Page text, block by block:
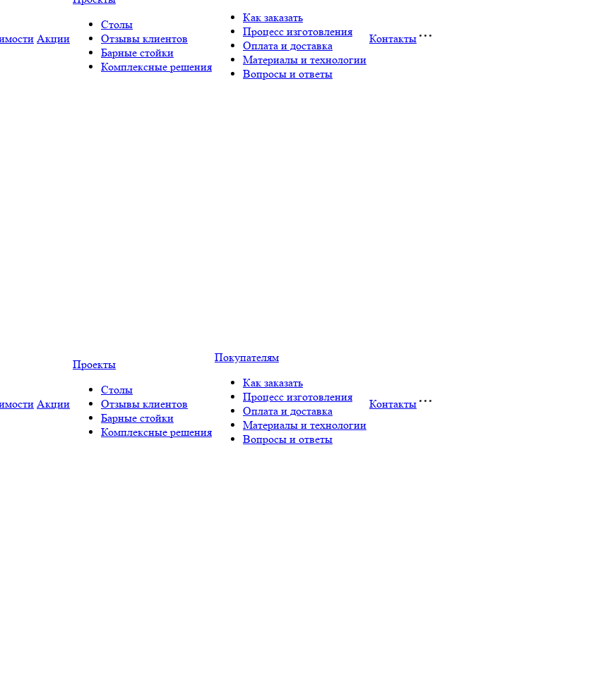
Акции
Столы
Отзывы клиентов
Барные стойки
Комплексные решения
Как заказать
Процесс изготовления
Оплата и доставка
Материалы и технологии
Вопросы и ответы
Контакты
Акции
Проекты
Столы
Отзывы клиентов
Барные стойки
Комплексные решения
Покупателям
Как заказать
Процесс изготовления
Оплата и доставка
Материалы и технологии
Вопросы и ответы
Контакты